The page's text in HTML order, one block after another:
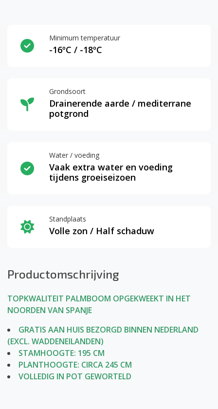
Minimum temperatuur
-16ºC / -18ºC
Grondsoort
Drainerende aarde / mediterrane
potgrond
Water / voeding
Vaak extra water en voeding
tijdens groeiseizoen
Standplaats
Volle zon / Half schaduw
Productomschrijving
TOPKWALITEIT PALMBOOM OPGEKWEEKT IN HET
NOORDEN VAN SPANJE
GRATIS AAN HUIS BEZORGD BINNEN NEDERLAND
(EXCL. WADDENEILANDEN)
STAMHOOGTE: 195 CM
PLANTHOOGTE: CIRCA 245 CM
VOLLEDIG IN POT GEWORTELD